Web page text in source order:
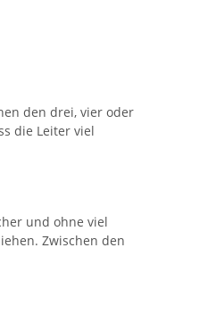
den drei, vier oder
die Leiter viel
und ohne viel
Zwischen den